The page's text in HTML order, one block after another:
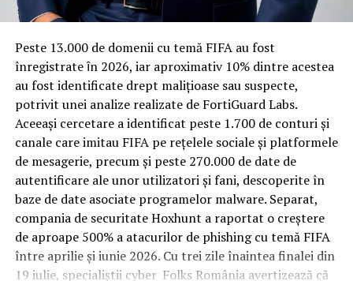
materiale rezistente
Spre diferență de o locuință obișnuită, o cameră de hotel
trece printr-un ciclu de utilizare intensă: oaspeți diferiți,
bagaje trase pe roți, curățenie zilnică, uneori mai multe
rezervări consecutive în aceeași săptămână. Această
frecvență ridicată de utilizare pune presiune reală pe
orice suprafață, iar pardoseala este printre primele
elemente afectate vizibil, mai ales în zona din jurul
patului și a ușii de acces.
În etapa de renovare sau construcție, administratorii
care iau în calcul mocheta trafic intens
pentru zonele
cu rotație mare reduc riscul de uzură prematură și de
decolorare vizibilă în punctele de trecere frecventă. Este
Peste 13.000 de domenii cu temă FIFA au fost
înregistrate ȋn 2026, iar aproximativ 10% dintre acestea
au fost identificate drept malițioase sau suspecte,
potrivit unei analize realizate de FortiGuard Labs.
Aceeași cercetare a identificat peste 1.700 de conturi și
canale care imitau FIFA pe rețelele sociale și platformele
de mesagerie, precum și peste 270.000 de date de
autentificare ale unor utilizatori și fani, descoperite în
baze de date asociate programelor malware. Separat,
compania de securitate Hoxhunt a raportat o creștere
de aproape 500% a atacurilor de phishing cu temă FIFA
între aprilie și iunie 2026. Cu trei zile înaintea finalei din
19 iulie, specialiștii cyber_Folks România avertizează că